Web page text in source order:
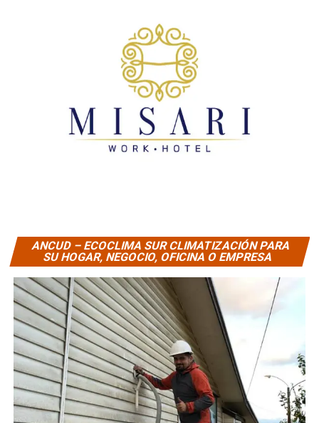
ANCUD – ECOCLIMA SUR CLIMATIZACIÓN PARA
SU HOGAR, NEGOCIO, OFICINA O EMPRESA